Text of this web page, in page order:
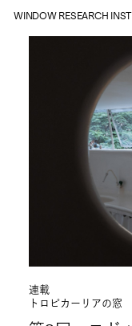
WINDOW RESEARCH
連載
トロピカーリアの窓